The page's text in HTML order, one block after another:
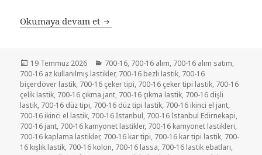
Okumaya devam et SATILIK 700-16 İKİNCİ EL ÇIKMA
Yayın
tarihi
19 Temmuz 2026 Kategoriler
700-16, 700-16 alım, 700-16 alım satım,
700-16 az kullanılmış lastikler, 700-16 bezli lastik, 700-16
biçerdöver lastik, 700-16 çeker tipi, 700-16 çeker tipi lastik, 700-16
çelik lastik, 700-16 çıkma jant, 700-16 çıkma lastik, 700-16 dişli
lastik, 700-16 düz tipi, 700-16 düz tipi lastik, 700-16 ikinci el jant,
700-16 ikinci el lastik, 700-16 İstanbul, 700-16 İstanbul Edirnekapi,
700-16 jant, 700-16 kamyonet lastikler, 700-16 kamyonet lastikleri,
700-16 kaplama lastikler, 700-16 kar tipi, 700-16 kar tipi lastik, 700-
16 kışlık lastik, 700-16 kolon, 700-16 lassa, 700-16 lastik ebatları,